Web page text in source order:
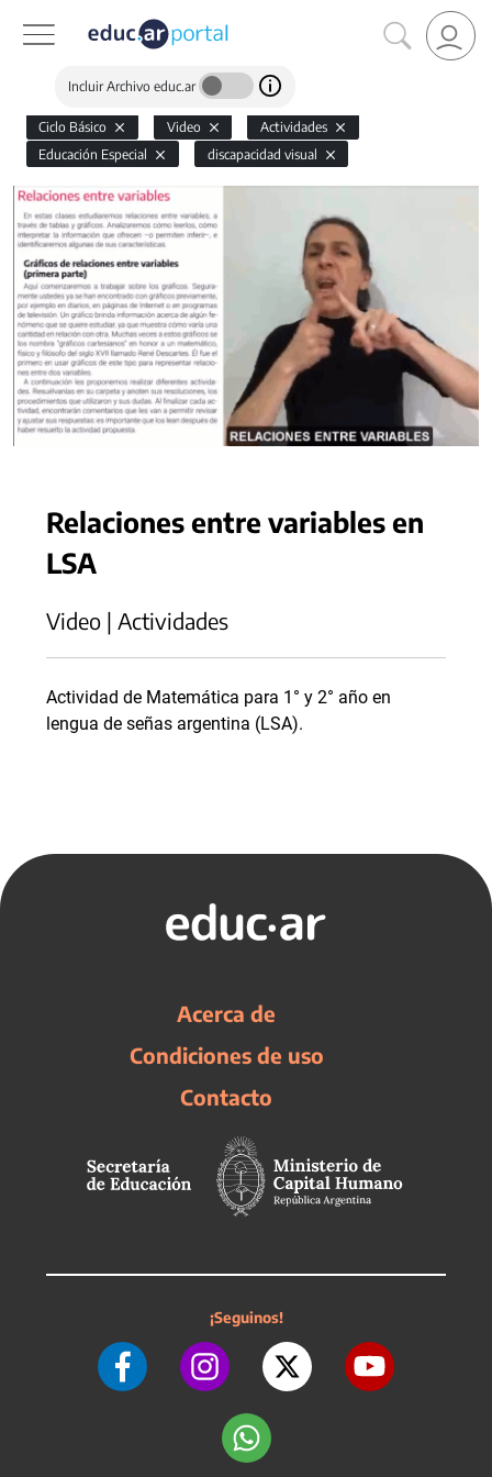
Incluir Archivo educ.ar
Ciclo Básico Video
Actividades
Educación Especial
discapacidad visual
Relaciones entre variables en
LSA
Video | Actividades
Actividad de Matemática para 1° y 2° año en
lengua de señas argentina (LSA).
Acerca de
Condiciones de uso
Contacto
¡Seguinos!